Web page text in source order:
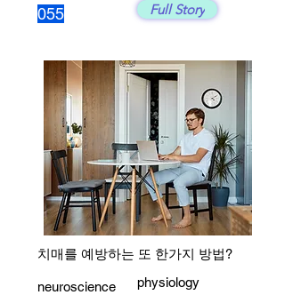
055 Full Story
치매를 예방하는 또 한가지 방법?
neuroscience
physiology